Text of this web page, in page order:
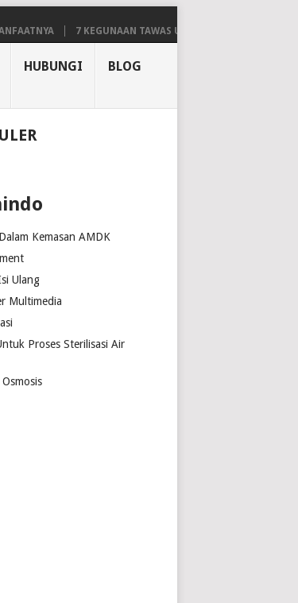
7 KEGUNAAN TAWAS UNTUK AIR, BIAR LEBIH JERNIH
HUBUNGI BLOG
Kemasan AMDK
Ulang
Multimedia
Proses Sterilisasi Air